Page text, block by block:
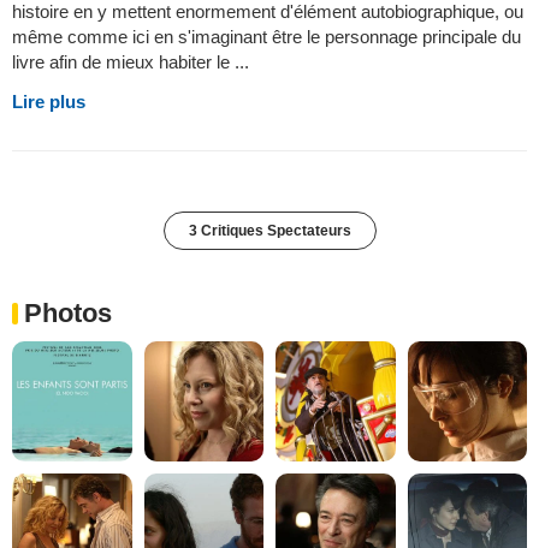
histoire en y mettent enormement d'élément autobiographique, ou
même comme ici en s'imaginant être le personnage principale du
livre afin de mieux habiter le ...
Lire plus
3 Critiques Spectateurs
Photos